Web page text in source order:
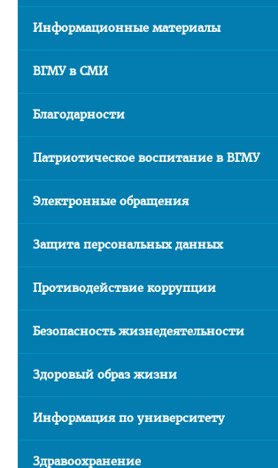
Информационно - консультационный пункт
Для граждан РФ
О трудоустройстве
НАУКА
Информационные материалы
ВГМУ в СМИ
Благодарности
Патриотическое воспитание в ВГМУ
Электронные обращения
Защита персональных данных
Противодействие коррупции
Безопасность жизнедеятельности
Здоровый образ жизни
Информация по университету
Здравоохранение